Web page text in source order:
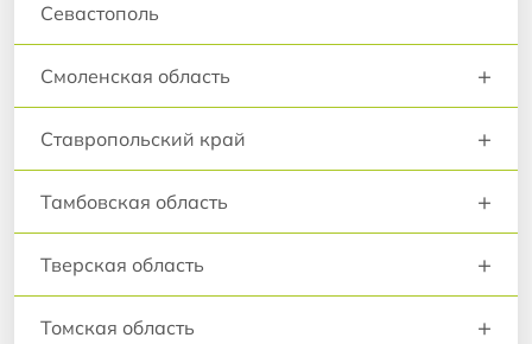
Севастополь
Смоленская область +
Ставропольский край +
Тамбовская область +
Тверская область +
Томская область +